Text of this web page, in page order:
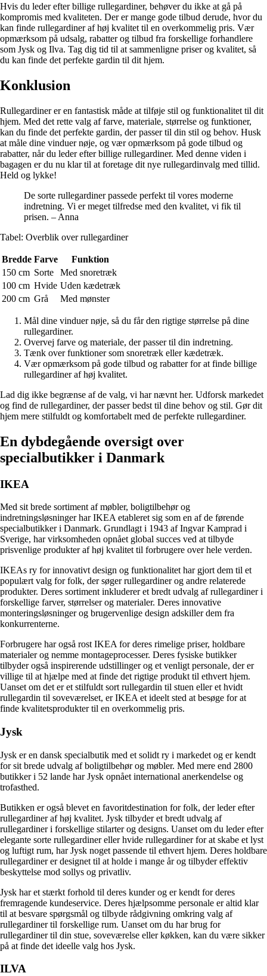
Hvis du leder efter billige rullegardiner, behøver du ikke at gå på
kompromis med kvaliteten. Der er mange gode tilbud derude, hvor du
kan finde rullegardiner af høj kvalitet til en overkommelig pris. Vær
opmærksom på udsalg, rabatter og tilbud fra forskellige forhandlere
som Jysk og Ilva. Tag dig tid til at sammenligne priser og kvalitet, så
du kan finde det perfekte gardin til dit hjem.
Konklusion
Rullegardiner er en fantastisk måde at tilføje stil og funktionalitet til dit
hjem. Med det rette valg af farve, materiale, størrelse og funktioner,
kan du finde det perfekte gardin, der passer til din stil og behov. Husk
at måle dine vinduer nøje, og vær opmærksom på gode tilbud og
rabatter, når du leder efter billige rullegardiner. Med denne viden i
bagagen er du nu klar til at foretage dit nye rullegardinvalg med tillid.
Held og lykke!
De sorte rullegardiner passede perfekt til vores moderne
indretning. Vi er meget tilfredse med den kvalitet, vi fik til
prisen. – Anna
Tabel: Overblik over rullegardiner
Bredde Farve
Funktion
150 cm Sorte
Med snoretræk
100 cm Hvide Uden kædetræk
200 cm Grå Med mønster
Mål dine vinduer nøje, så du får den rigtige størrelse på dine
rullegardiner.
Overvej farve og materiale, der passer til din indretning.
Tænk over funktioner som snoretræk eller kædetræk.
Vær opmærksom på gode tilbud og rabatter for at finde billige
rullegardiner af høj kvalitet.
Lad dig ikke begrænse af de valg, vi har nævnt her. Udforsk markedet
og find de rullegardiner, der passer bedst til dine behov og stil. Gør dit
hjem mere stilfuldt og komfortabelt med de perfekte rullegardiner.
En dybdegående oversigt over
specialbutikker i Danmark
IKEA
Med sit brede sortiment af møbler, boligtilbehør og
indretningsløsninger har IKEA etableret sig som en af ​​de førende
specialbutikker i Danmark. Grundlagt i 1943 af Ingvar Kamprad i
Sverige, har virksomheden opnået global succes ved at tilbyde
prisvenlige produkter af høj kvalitet til forbrugere over hele verden.
IKEAs ry for innovativt design og funktionalitet har gjort dem til et
populært valg for folk, der søger rullegardiner og andre relaterede
produkter. Deres sortiment inkluderer et bredt udvalg af rullegardiner i
forskellige farver, størrelser og materialer. Deres innovative
monteringsløsninger og brugervenlige design adskiller dem fra
konkurrenterne.
Forbrugere har også rost IKEA for deres rimelige priser, holdbare
materialer og nemme montageprocesser. Deres fysiske butikker
tilbyder også inspirerende udstillinger og et venligt personale, der er
villige til at hjælpe med at finde det rigtige produkt til ethvert hjem.
Uanset om det er et stilfuldt sort rullegardin til stuen eller et hvidt
rullegardin til soveværelset, er IKEA et ideelt sted at besøge for at
finde kvalitetsprodukter til en overkommelig pris.
Jysk
Jysk er en dansk specialbutik med et solidt ry i markedet og er kendt
for sit brede udvalg af boligtilbehør og møbler. Med mere end 2800
butikker i 52 lande har Jysk opnået international anerkendelse og
trofasthed.
Butikken er også blevet en favoritdestination for folk, der leder efter
rullegardiner af høj kvalitet. Jysk tilbyder et bredt udvalg af
rullegardiner i forskellige stilarter og designs. Uanset om du leder efter
elegante sorte rullegardiner eller hvide rullegardiner for at skabe et lyst
og luftigt rum, har Jysk noget passende til ethvert hjem. Deres holdbare
rullegardiner er designet til at holde i mange år og tilbyder effektiv
beskyttelse mod sollys og privatliv.
Jysk har et stærkt forhold til deres kunder og er kendt for deres
fremragende kundeservice. Deres hjælpsomme personale er altid klar
til at besvare spørgsmål og tilbyde rådgivning omkring valg af
rullegardiner til forskellige rum. Uanset om du har brug for
rullegardiner til din stue, soveværelse eller køkken, kan du være sikker
på at finde det ideelle valg hos Jysk.
ILVA